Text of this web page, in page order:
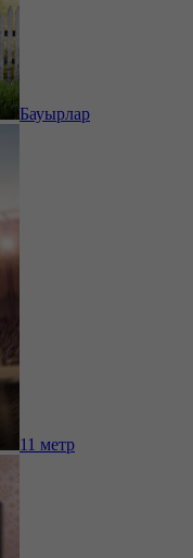
Бауырлар
11 метр